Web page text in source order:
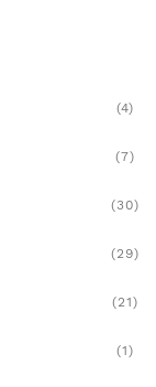
(4)
(7)
(30)
(29)
(21)
(1)